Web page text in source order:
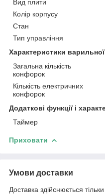
Вид плити
Колір корпусу
Стан
Тип управління
Характеристики
Загальна кількість
конфорок
Кількість електричних
конфорок
Додаткові функції і
Таймер
Приховати
Умови доставки
Доставка здійснюється